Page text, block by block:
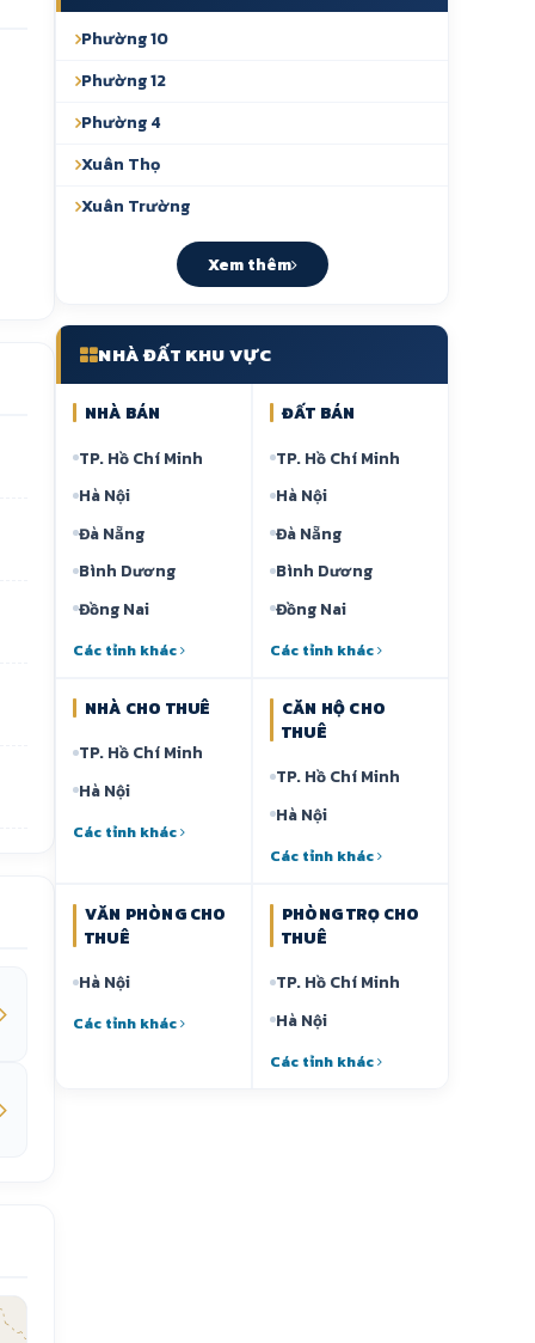
Phường 10
Phường 12
Phường 4
Xuân Thọ
Xuân Trường
Xem thêm
NHÀ ĐẤT KHU VỰC
NHÀ BÁN
TP. Hồ Chí Minh
Hà Nội
Đà Nẵng
Bình Dương
Đồng Nai
Các tỉnh khác
ĐẤT BÁN
TP. Hồ Chí Minh
Hà Nội
Đà Nẵng
Bình Dương
Đồng Nai
Các tỉnh khác
NHÀ CHO THUÊ
TP. Hồ Chí Minh
Hà Nội
Các tỉnh khác
CĂN HỘ CHO
THUÊ
TP. Hồ Chí Minh
Hà Nội
Các tỉnh khác
VĂN PHÒNG CHO
THUÊ
Hà Nội
Các tỉnh khác
PHÒNG TRỌ CHO
THUÊ
TP. Hồ Chí Minh
Hà Nội
Các tỉnh khác